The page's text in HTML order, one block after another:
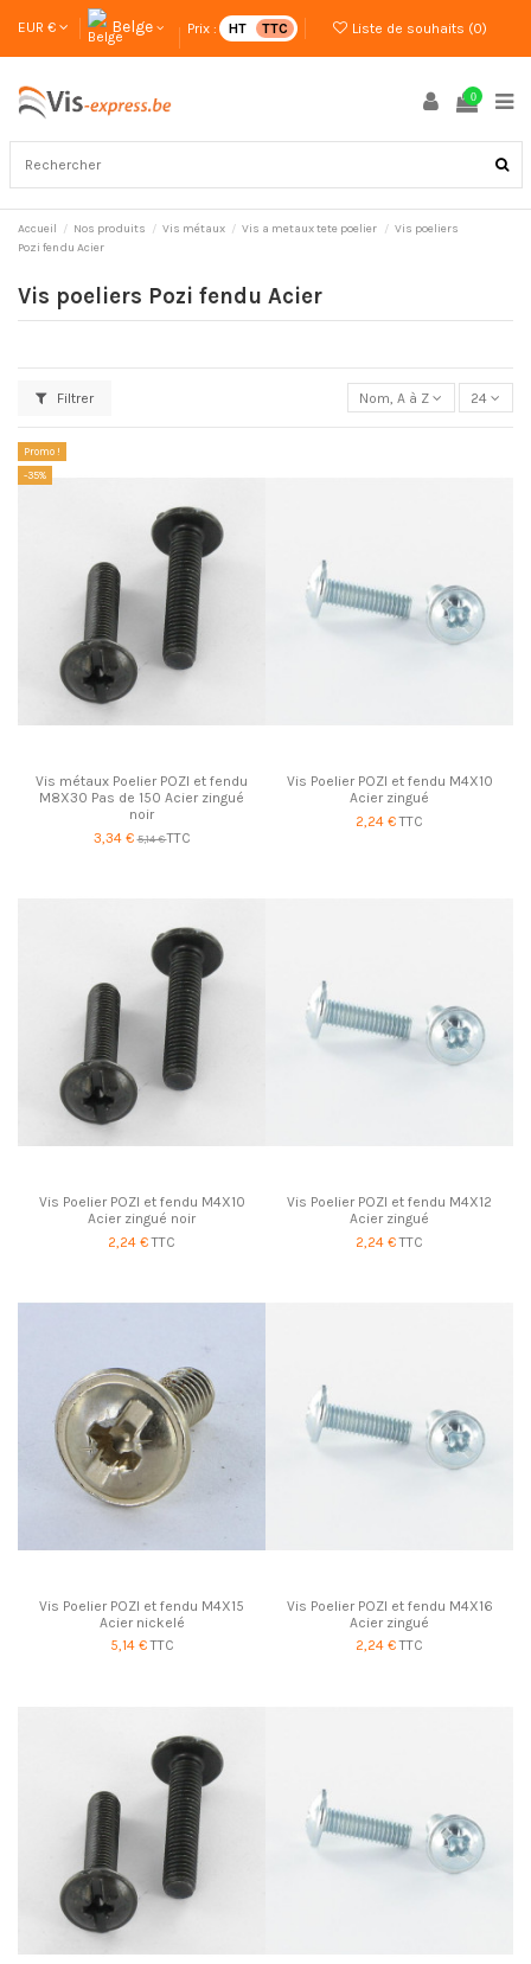
EUR € Belge Prix : HT TTC Liste de souhaits (0)
0
Accueil Nos produits Vis métaux Vis a metaux tete poelier
Vis poeliers
Pozi fendu Acier
Vis poeliers Pozi fendu Acier
Filtrer Nom, A à Z 24
Promo !
-35%
Vis métaux Poelier POZI et fendu
M8X30 Pas de 150 Acier zingué
noir
3,34 €5,14 €TTC
Vis Poelier POZI et fendu M4X10
Acier zingué
2,24 €TTC
Vis Poelier POZI et fendu M4X10
Acier zingué noir
2,24 €TTC
Vis Poelier POZI et fendu M4X12
Acier zingué
2,24 €TTC
Vis Poelier POZI et fendu M4X15
Acier nickelé
5,14 €TTC
Vis Poelier POZI et fendu M4X16
Acier zingué
2,24 €TTC